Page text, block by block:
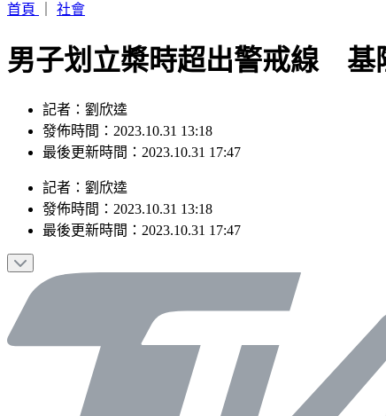
首頁
社會
男子划立槳時超出警戒線 基
記者：劉欣逵
發佈時間：2023.10.31 13:18
最後更新時間：2023.10.31 17:47
記者 ： 劉欣逵
發佈時間： 2023.10.31 13:18
最後更新時間： 2023.10.31 17:47